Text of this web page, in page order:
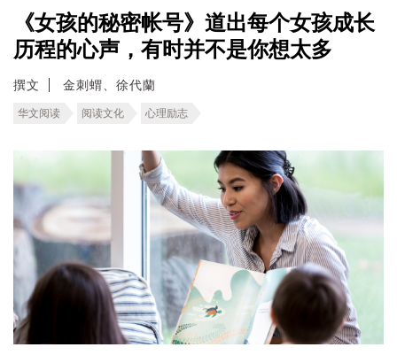
《女孩的秘密帐号》道出每个女孩成长
历程的心声，有时并不是你想太多
撰文 金刺蝟、徐代蘭
华文阅读 阅读文化 心理励志